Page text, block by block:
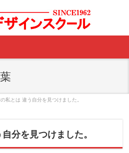
の私とは 違う自分を見つけました。
分を見つけました。